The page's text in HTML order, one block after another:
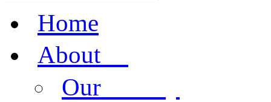
Home
Aboutus
Our